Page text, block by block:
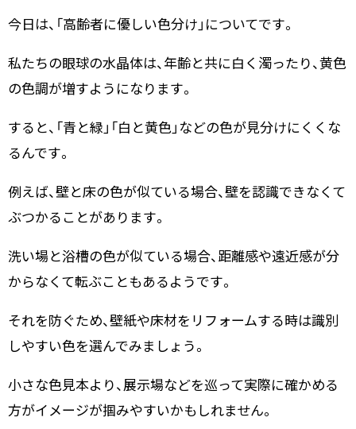
今日は、「高齢者に優しい色分け」についてです。
私たちの眼球の水晶体は、年齢と共に白く濁ったり、黄色
の色調が増すようになります。
すると、「青と緑」「白と黄色」などの色が見分けにくくな
るんです。
例えば、壁と床の色が似ている場合、壁を認識できなくて
ぶつかることがあります。
洗い場と浴槽の色が似ている場合、距離感や遠近感が分
からなくて転ぶこともあるようです。
それを防ぐため、壁紙や床材をリフォームする時は識別
しやすい色を選んでみましょう。
小さな色見本より、展示場などを巡って実際に確かめる
方がイメージが掴みやすいかもしれません。